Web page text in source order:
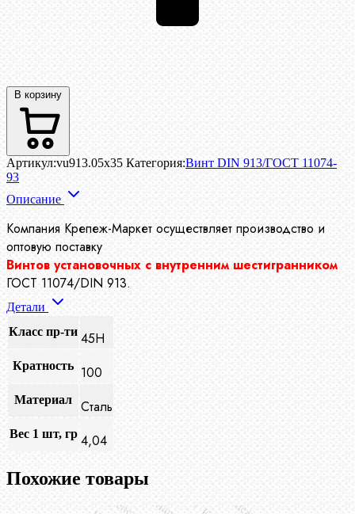
В корзину
Артикул:vu913.05x35 Категория:Винт DIN 913/ГОСТ 11074-
93
Описание
Компания Крепеж-Маркет осуществляет производство и
оптовую поставку
Винтов установочных с внутренним шестигранником
ГОСТ 11074/DIN 913.
Детали
Класс пр-ти 45H
Кратность 100
Материал Сталь
Вес 1 шт, гр 4,04
Похожие товары